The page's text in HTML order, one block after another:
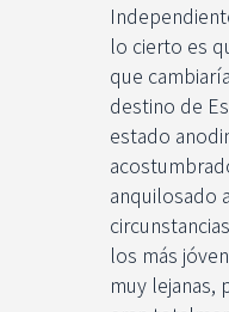
lo cierto es
que
destino de
estado
anquilosado
los más
muy lejanas,